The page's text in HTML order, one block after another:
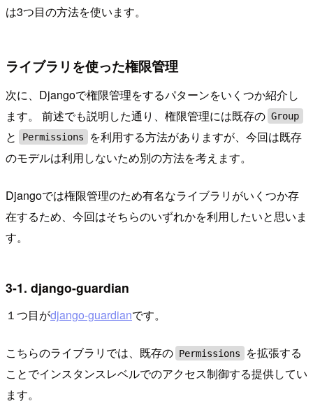
は3つ目の方法を使います。
ライブラリを使った権限管理
次に、Djangoで権限管理をするパターンをいくつか紹介し
ます。 前述でも説明した通り、権限管理には既存の Group
と Permissions
を利用する方法がありますが、今回は既存
のモデルは利用しないため別の方法を考えます。
Djangoでは権限管理のため有名なライブラリがいくつか存
在するため、今回はそちらのいずれかを利用したいと思いま
す。
3-1. django-guardian
１つ目がdjango-guardianです。
こちらのライブラリでは、既存の Permissions
を拡張する
ことでインスタンスレベルでのアクセス制御する提供してい
ます。